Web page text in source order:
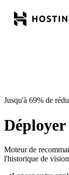
Jusqu'à 69% de
Moteur de
l'historique de